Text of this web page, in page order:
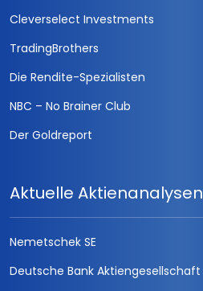
Cleverselect Investments
TradingBrothers
Die Rendite-Spezialisten
NBC – No Brainer Club
Der Goldreport
Aktuelle Aktienanalysen
Nemetschek SE
Deutsche Bank Aktiengesellschaft